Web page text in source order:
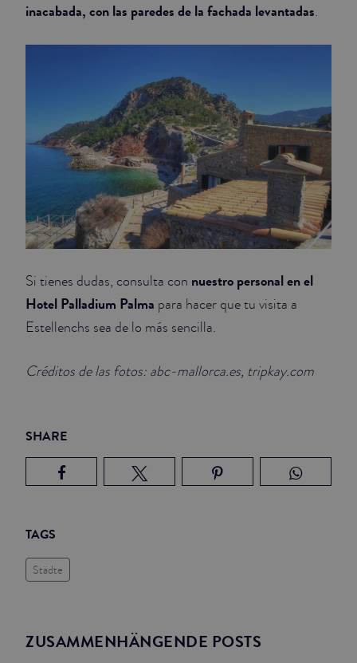
inacabada, con las paredes de la fachada levantadas.
Si tienes dudas, consulta con nuestro personal en el
Hotel Palladium Palma para hacer que tu visita a
Estellenchs sea de lo más sencilla.
Créditos de las fotos: abc-mallorca.es, tripkay.com
SHARE
TAGS
Städte
ZUSAMMENHÄNGENDE POSTS